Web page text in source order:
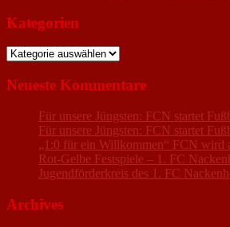
Kategorien
Kategorien
Neueste Kommentare
Für unsere Jüngsten: FCN startet
Für unsere Jüngsten: FCN startet
„1:0 für ein Willkommen“ FCN wird
Rot-Gelbe Festspiele – 1. FC
Jugendförderkreis des 1. FC
Archives